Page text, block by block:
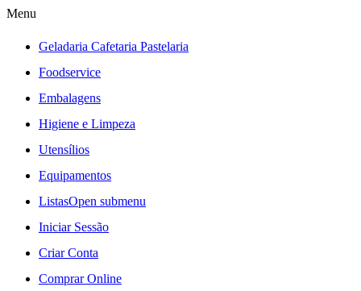
Menu
Geladaria Cafetaria Pastelaria
Foodservice
Embalagens
Higiene e Limpeza
Utensílios
Equipamentos
ListasOpen submenu
Iniciar Sessão
Criar Conta
Comprar Online